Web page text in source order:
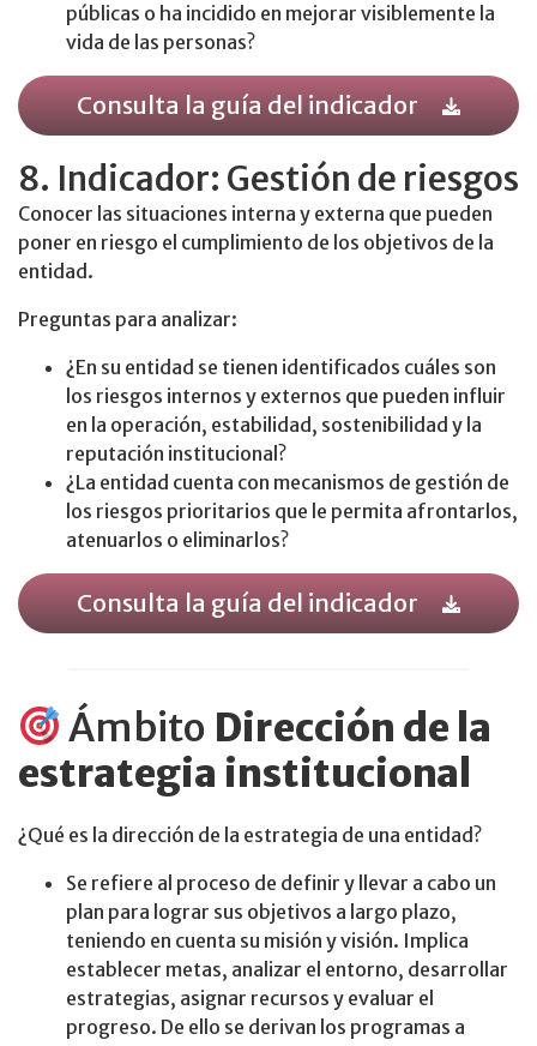
públicas o ha incidido en mejorar visiblemente la
vida de las personas?
Consulta la guía del indicador
8. Indicador: Gestión de riesgos
Conocer las situaciones interna y externa que pueden
poner en riesgo el cumplimiento de los objetivos de la
entidad.
Preguntas para analizar:
¿En su entidad se tienen identificados cuáles son
los riesgos internos y externos que pueden influir
en la operación, estabilidad, sostenibilidad y la
reputación institucional?
¿La entidad cuenta con mecanismos de gestión de
los riesgos prioritarios que le permita afrontarlos,
atenuarlos o eliminarlos?
Consulta la guía del indicador
Ámbito Dirección de la
estrategia institucional
¿Qué es la dirección de la estrategia de una entidad?
Se refiere al proceso de definir y llevar a cabo un
plan para lograr sus objetivos a largo plazo,
teniendo en cuenta su misión y visión. Implica
establecer metas, analizar el entorno, desarrollar
estrategias, asignar recursos y evaluar el
progreso. De ello se derivan los programas a